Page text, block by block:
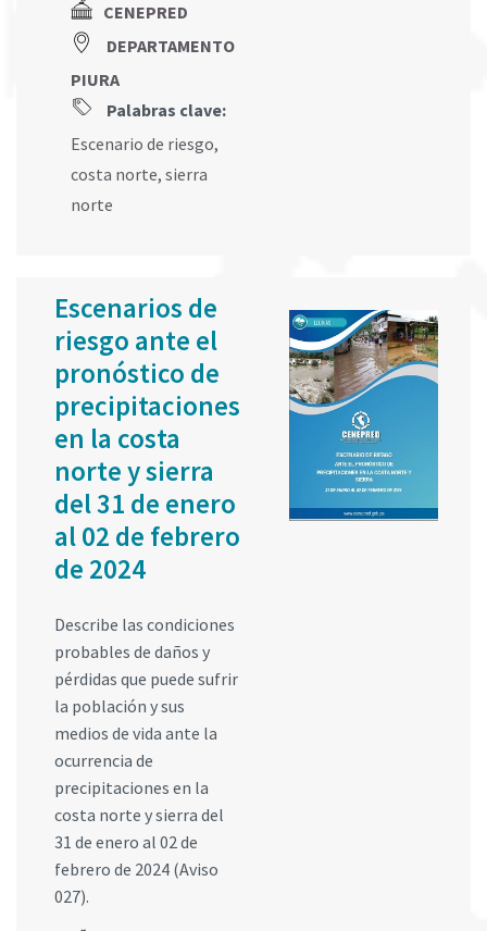
CENEPRED
DEPARTAMENTO
PIURA
Palabras clave:
Escenario de riesgo,
costa norte, sierra
norte
Escenarios de
riesgo ante el
pronóstico de
precipitaciones
en la costa
norte y sierra
del 31 de enero
al 02 de febrero
de 2024
Describe las condiciones
probables de daños y
pérdidas que puede sufrir
la población y sus
medios de vida ante la
ocurrencia de
precipitaciones en la
costa norte y sierra del
31 de enero al 02 de
febrero de 2024 (Aviso
027).